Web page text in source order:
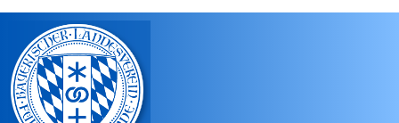
Direkt zum Inhalt